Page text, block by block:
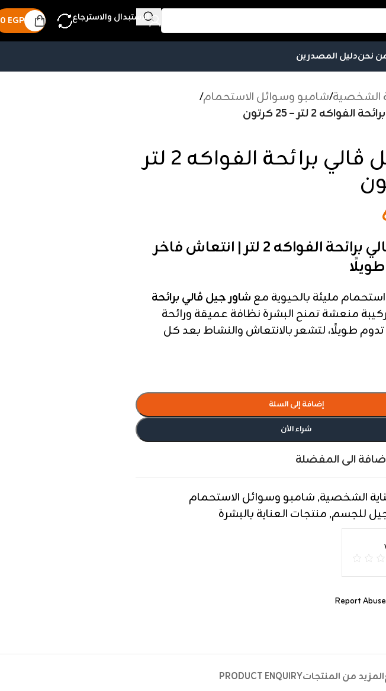
الاستبدال والاسترجاع 0 EGP
نحندليل المصدرين
الشخصية/شامبو وسوائل الاستحمام/
2 لتر – 25 كرتون
شاور جيل ڤالي برائحة الفواكه 2 لتر
شاور جيل ڤالي برائحة الفواكه 2 لتر | انتعاش فاخر
مليئة بالحيوية مع شاور جيل ڤالي برائحة
منعشة تمنح البشرة نظافة عميقة ورائحة
طويلًا، لتشعر بالانتعاش والنشاط بعد كل
إضافة إلى السلة
شراء الأن
الى المفضلة
الشخصية, شامبو وسوائل الاستحمام
للجسم, منتجات العناية بالبشرة
المزيد من المنتجاتPRODUCT ENQUIRY